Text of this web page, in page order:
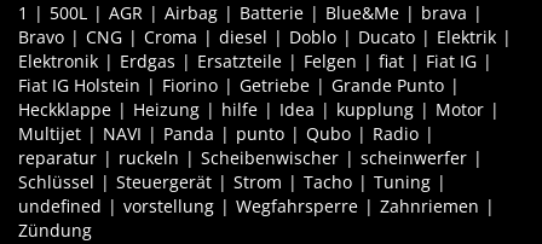
1 500L AGR Airbag Batterie Blue&Me
brava
Bravo
CNG Croma diesel Doblo Ducato
Elektrik
Elektronik
Erdgas Ersatzteile Felgen fiat
Fiat IG
Fiat IG Holstein
Fiorino Getriebe
Grande Punto
Heckklappe
Heizung hilfe Idea kupplung
Motor
Multijet
NAVI Panda punto Qubo
Radio
reparatur
ruckeln Scheibenwischer
scheinwerfer
Schlüssel
Steuergerät Strom Tacho
Tuning
undefined
vorstellung Wegfahrsperre
Zahnriemen
Zündung